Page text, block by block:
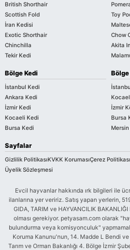
British Shorthair
Scottish Fold
İran Kedisi
Exotic Shorthair
Chinchilla
Tekir Kedi
Toy
Chow
Akita
Bölge Kedi
İstanbul Kedi
Ankara Kedi
İzmir Kedi
Kocaeli Kedi
Bursa Kedi
İzmir
Bursa
Sayfalar
Gizlilik PolitikasıKVKK KorumasıÇerez Politikası
Üyelik Sözleşmesi
Evcil hayvanlar hakkında ırk bilgileri ile
ilanlarına yer veririz. Satış yapan yerlerin,
GIDA, TARIM ve HAYVANCILIK
olması gerekiyor. petyasam.com olarak
bulundurma veya komisyonculuk"
Koruma Kanunu'nun, 14. Madde L Bendi
Tarım ve Orman Bakanlığı 4. Bölge İzmir